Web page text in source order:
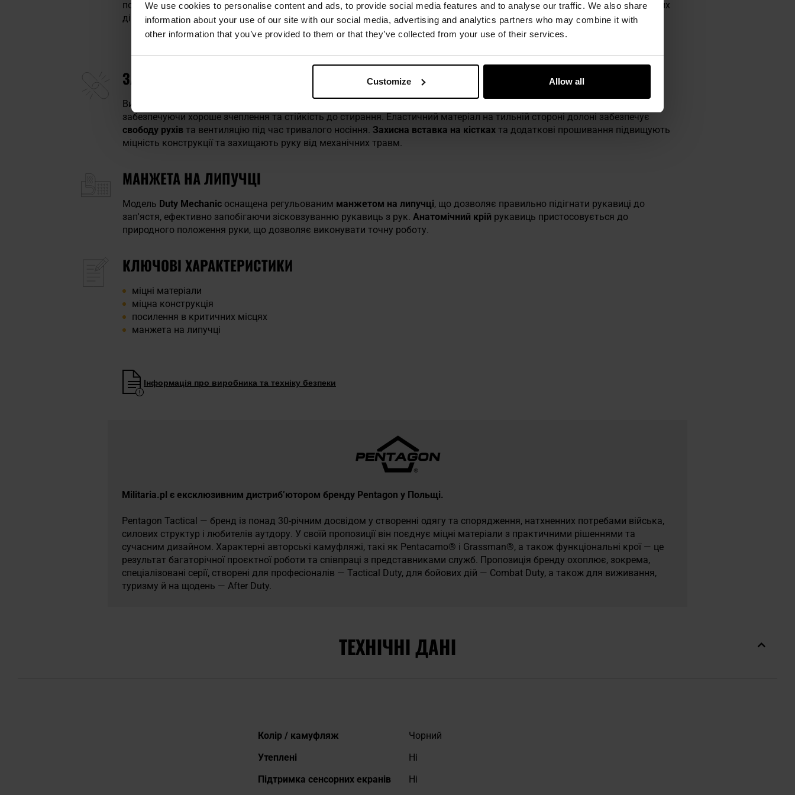
We use cookies to personalise content and ads, to provide social media features and to analyse our traffic. We also share
information about your use of our site with our social media, advertising and analytics partners who may combine it with
other information that you’ve provided to them or that they’ve collected from your use of their services.
Customize Allow all
поєднання матеріалів забезпечуєкомфорт, еластичність та оптимальний рівень захисту рук. Підходять як для тактичних
дій, так і для роботи в майстерні чи повсякденного використання.
ЗАХИСНА ВСТАВКА, ПОДВІЙНІ ШВИ
Виготовлені з поєднання
забезпечуючи хороше зчеплення та стійкість до стирання. Еластичний матеріал на тильній стороні долоні забезпечує
свободу рухів та вентиляцію під час тривалого носіння. Захисна вставка на кістках та додаткові прошивання підвищують
міцність конструкції та захищають руку від механічних травм.
МАНЖЕТА НА ЛИПУЧЦІ
Модель Duty Mechanic оснащена регульованим манжетом на липучці, що дозволяє правильно підігнати рукавиці до
зап'ястя, ефективно запобігаючи зісковзуванню рукавиць з рук. Анатомічний крій рукавиць пристосовується до
природного положення руки, що дозволяє виконувати точну роботу.
КЛЮЧОВІ ХАРАКТЕРИСТИКИ
міцні матеріали
міцна конструкція
посилення в критичних місцях
манжета на липучці
Інформація про виробника та техніку безпеки
Militaria.pl є ексклюзивним дистриб’ютором бренду Pentagon у Польщі.
Pentagon Tactical — бренд із понад 30-річним досвідом у створенні одягу та спорядження, натхненних потребами війська,
силових структур і любителів аутдору. У своїй пропозиції він поєднує міцні матеріали з практичними рішеннями та
сучасним дизайном. Характерні авторські камуфляжі, такі як Pentacamo® і Grassman®, а також функціональні крої — це
результат багаторічної проєктної роботи та співпраці з представниками служб. Пропозиція бренду охоплює, зокрема,
спеціалізовані серії, створені для професіоналів — Tactical Duty, для бойових дій — Combat Duty, а також для виживання,
туризму й на щодень — After Duty.
ТЕХНІЧНІ ДАНІ
Докладніше
Колір / камуфляж
Чорний
Утеплені
Ні
Підтримка сенсорних екранів
Ні